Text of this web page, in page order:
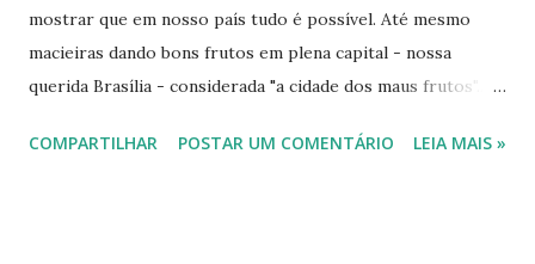
mostrar que em nosso país tudo é possível. Até mesmo
macieiras dando bons frutos em plena capital - nossa
querida Brasília - considerada "a cidade dos maus frutos"...
que é "papo furado" apresento as flores, os pequenos
COMPARTILHAR POSTAR UM COMENTÁRIO LEIA MAIS »